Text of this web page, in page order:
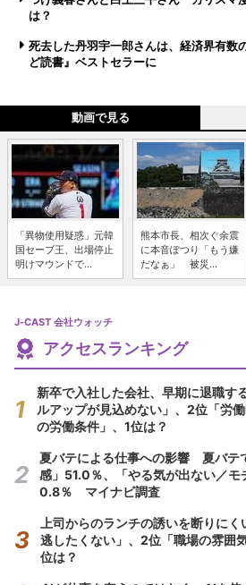
は？
死去した丹羽宇一郎さんは、経済界有
ど読書』ベストセラーに
動画で見る
「異物使用疑惑」元韓
国セーブ王、出場停止
明けマウンドで...
熊本市長、相次ぐ余震
に本音ぽつり「もう嫌
だなぁ」 被災...
J-CAST 会社ウォッチ
アクセスランキング
新卒で入社した会社、早期に退職
ルアップが見込めない」、2位「労
の労働条件」、1位は？
夏バテによる仕事への影響 夏バテ
感」51.0％、「やる気が出ない／
0.8％ マイナビ調査
上司からのランチの誘いを断りに
逃したくない」、2位「職場の雰囲
位は？